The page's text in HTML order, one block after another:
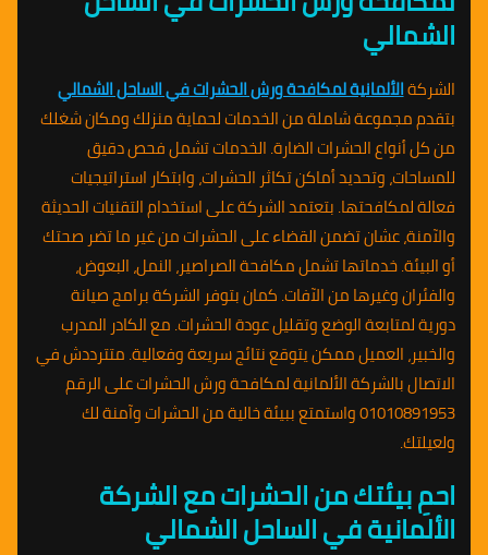
الشمالي
الشركةالألمانية لمكافحة ورش الحشرات في الساحل الشمالي
بتقدم مجموعة شاملة من الخدمات لحماية منزلك ومكان شغلك
من كل أنواع الحشرات الضارة. الخدمات تشمل فحص دقيق
للمساحات، وتحديد أماكن تكاثر الحشرات، وابتكار استراتيجيات
فعالة لمكافحتها. بتعتمد الشركة على استخدام التقنيات الحديثة
والآمنة، عشان تضمن القضاء على الحشرات من غير ما تضر صحتك
أو البيئة. خدماتها تشمل مكافحة الصراصير، النمل، البعوض،
والفئران وغيرها من الآفات. كمان بتوفر الشركة برامج صيانة
دورية لمتابعة الوضع وتقليل عودة الحشرات. مع الكادر المدرب
والخبير، العميل ممكن يتوقع نتائج سريعة وفعالية. متترددش في
الاتصال بالشركة الألمانية لمكافحة ورش الحشرات على الرقم
01010891953 واستمتع ببيئة خالية من الحشرات وآمنة لك
ولعيلتك.
احمِ بيئتك من الحشرات مع الشركة
الألمانية في الساحل الشمالي